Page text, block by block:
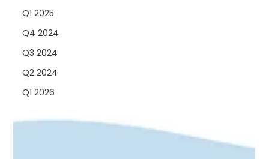
Q1 2025
Q4 2024
Q3 2024
Q2 2024
Q1 2026